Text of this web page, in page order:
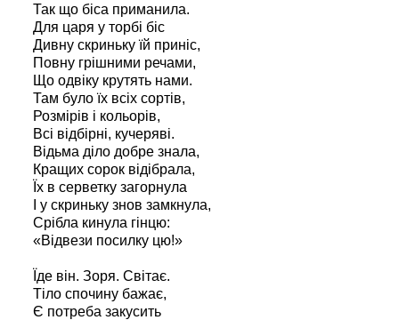
Так що біса приманила.
Для царя у торбі біс
Дивну скриньку їй приніс,
Повну грішними речами,
Що одвіку крутять нами.
Там було їх всіх сортів,
Розмірів і кольорів,
Всі відбірні, кучеряві.
Відьма діло добре знала,
Кращих сорок відібрала,
Їх в серветку загорнула
І у скриньку знов замкнула,
Срібла кинула гінцю:
«Відвези посилку цю!»
Їде він. Зоря. Світає.
Тіло спочину бажає,
Є потреба закусить